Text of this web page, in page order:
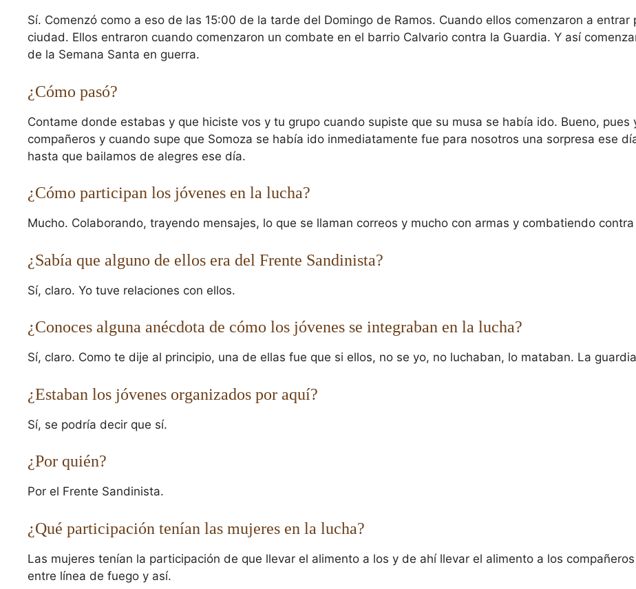
Sí. Comenzó como a eso de las 15:00 de la tarde del Domingo de Ramos. Cuando ellos comenzaron a
ciudad. Ellos entraron cuando comenzaron un combate en el barrio Calvario contra la Guardia. Y así
de la Semana Santa en guerra.
¿Cómo pasó?
Contame donde estabas y que hiciste vos y tu grupo cuando supiste que su musa se había ido. Bueno,
compañeros y cuando supe que Somoza se había ido inmediatamente fue para nosotros una sorpresa ese
hasta que bailamos de alegres ese día.
¿Cómo participan los jóvenes en la lucha?
Mucho. Colaborando, trayendo mensajes, lo que se llaman correos y mucho con armas y combatiendo
¿Sabía que alguno de ellos era del Frente Sandinista?
Sí, claro. Yo tuve relaciones con ellos.
¿Conoces alguna anécdota de cómo los jóvenes se integraban en la lucha?
Sí, claro. Como te dije al principio, una de ellas fue que si ellos, no se yo, no luchaban, lo mataban. La
¿Estaban los jóvenes organizados por aquí?
Sí, se podría decir que sí.
¿Por quién?
Por el Frente Sandinista.
¿Qué participación tenían las mujeres en la lucha?
Las mujeres tenían la participación de que llevar el alimento a los y de ahí llevar el alimento a los
entre línea de fuego y así.